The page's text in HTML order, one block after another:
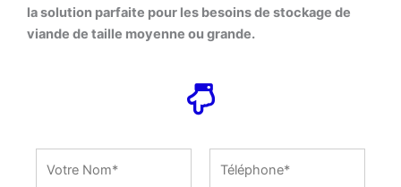
la solution parfaite pour les besoins de stockage de
viande de taille moyenne ou grande.